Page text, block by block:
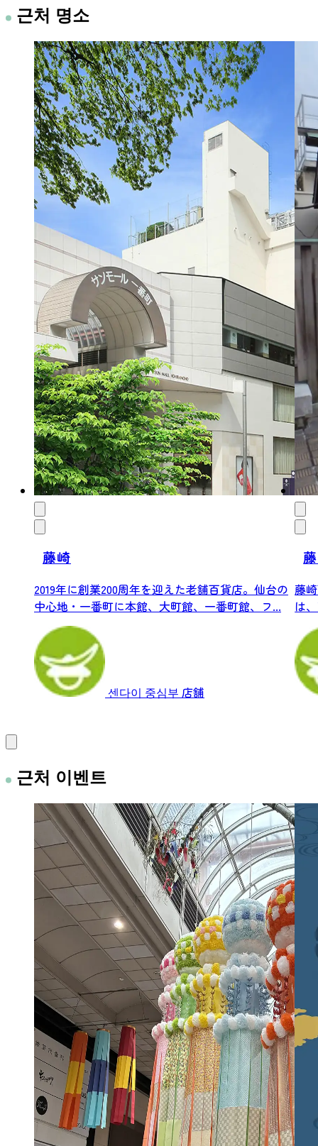
근처 명소
藤崎
2019年に創業200周年を迎えた老舗百貨店。仙台の
中心地・一番町に本館、大町館、一番町館、フ...
센다이 중심부 店舗
藤
は
ら
근처 이벤트